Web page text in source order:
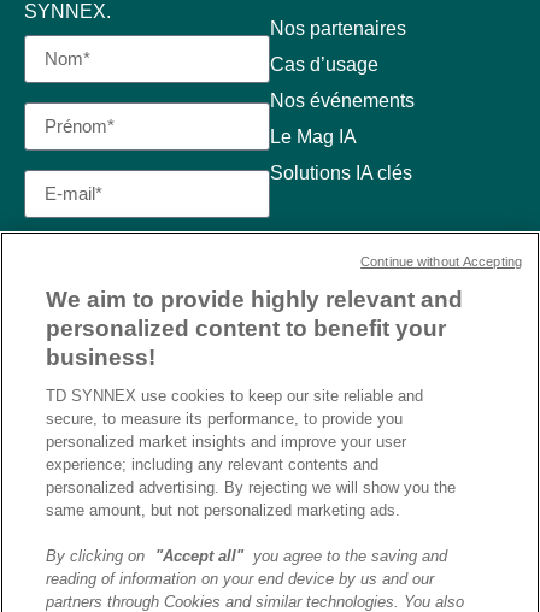
Nos partenaires
Cas d’usage
Nos événements
Le Mag IA
Solutions IA clés
SYNNEX.
J’ai lu et j’accepte la
We aim to provide highly relevant and
personalized content to benefit your
business!
TD SYNNEX use cookies to keep our site reliable and
secure, to measure its performance, to provide you
personalized market insights and improve your user
experience; including any relevant contents and
personalized advertising. By rejecting we will show you the
same amount, but not personalized marketing ads.
By clicking on "Accept all"you agree to the saving and
reading of information on your end device by us and our
partners through Cookies and similar technologies. You also
Continue without Accepting